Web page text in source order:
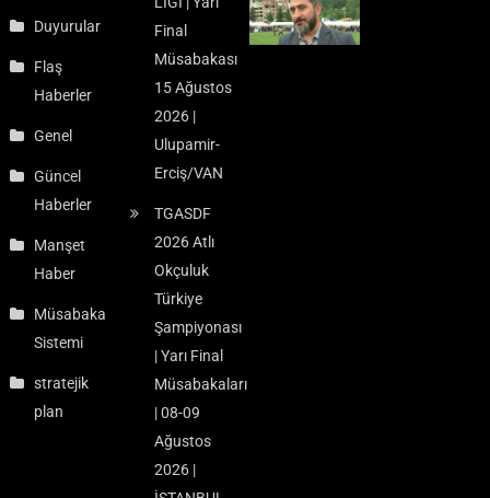
Duyurular
Flaş
Haberler
Genel
Güncel
Haberler
Manşet
Haber
Müsabaka
Sistemi
stratejik
plan
Final
Müsabakası
15 Ağustos
2026 |
Ulupamir-
Erciş/VAN
TGASDF
2026 Atlı
Okçuluk
Türkiye
Şampiyonası
| Yarı Final
Müsabakaları
| 08-09
Ağustos
2026 |